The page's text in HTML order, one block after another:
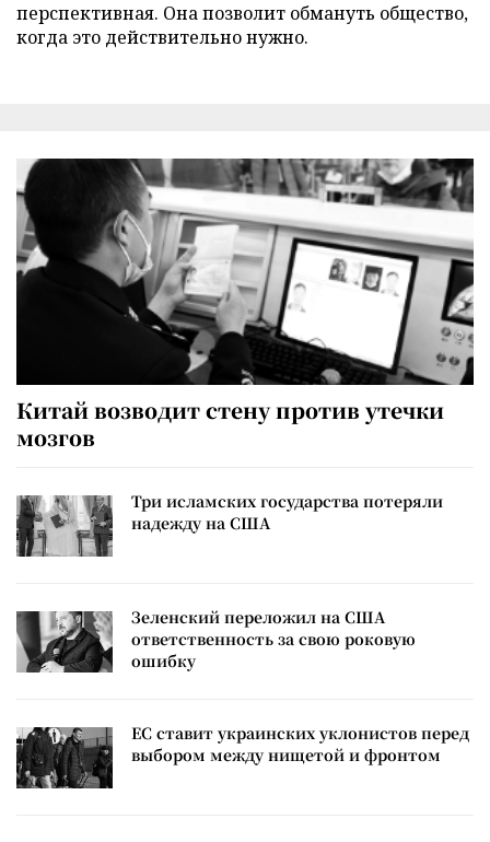
перспективная. Она позволит обмануть общество,
когда это действительно нужно.
Китай возводит стену против утечки
мозгов
Три исламских государства потеряли
надежду на США
Зеленский переложил на США
ответственность за свою роковую
ошибку
ЕС ставит украинских уклонистов перед
выбором между нищетой и фронтом